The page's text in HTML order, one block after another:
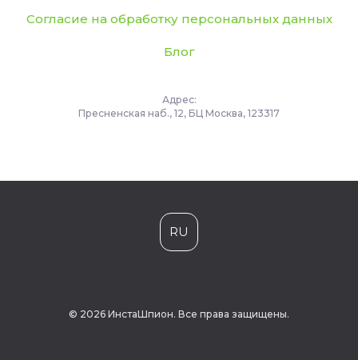
Согласие на обработку персональных данных
Блог
Адрес:
Пресненская наб., 12, БЦ Москва, 123317
RU
© 2026 ИнстаШпион. Все права защищены.